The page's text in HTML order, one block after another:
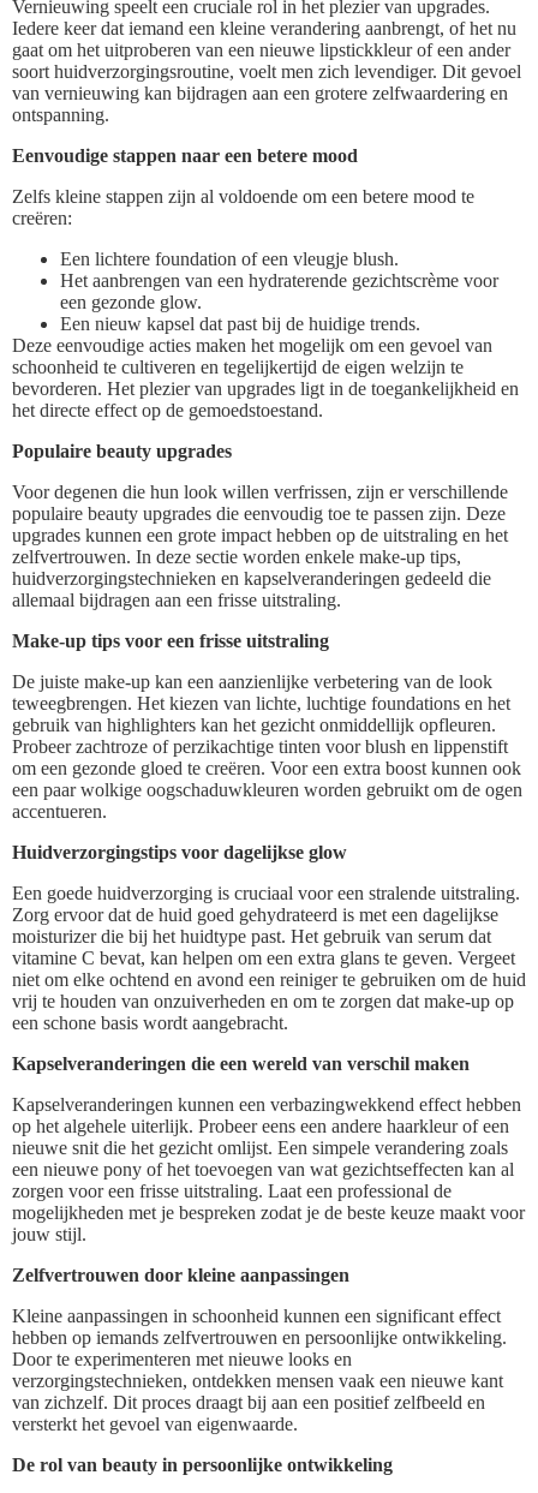
Vernieuwing speelt een cruciale rol in het plezier van upgrades.
Iedere keer dat iemand een kleine verandering aanbrengt, of het nu
gaat om het uitproberen van een nieuwe lipstickkleur of een ander
soort huidverzorgingsroutine, voelt men zich levendiger. Dit gevoel
van vernieuwing kan bijdragen aan een grotere zelfwaardering en
ontspanning.
Eenvoudige stappen naar een betere mood
Zelfs kleine stappen zijn al voldoende om een betere mood te
creëren:
Een lichtere foundation of een vleugje blush.
Het aanbrengen van een hydraterende gezichtscrème voor
een gezonde glow.
Een nieuw kapsel dat past bij de huidige trends.
Deze eenvoudige acties maken het mogelijk om een gevoel van
schoonheid te cultiveren en tegelijkertijd de eigen welzijn te
bevorderen. Het plezier van upgrades ligt in de toegankelijkheid en
het directe effect op de gemoedstoestand.
Populaire beauty upgrades
Voor degenen die hun look willen verfrissen, zijn er verschillende
populaire beauty upgrades die eenvoudig toe te passen zijn. Deze
upgrades kunnen een grote impact hebben op de uitstraling en het
zelfvertrouwen. In deze sectie worden enkele make-up tips,
huidverzorgingstechnieken en kapselveranderingen gedeeld die
allemaal bijdragen aan een frisse uitstraling.
Make-up tips voor een frisse uitstraling
De juiste make-up kan een aanzienlijke verbetering van de look
teweegbrengen. Het kiezen van lichte, luchtige foundations en het
gebruik van highlighters kan het gezicht onmiddellijk opfleuren.
Probeer zachtroze of perzikachtige tinten voor blush en lippenstift
om een gezonde gloed te creëren. Voor een extra boost kunnen ook
een paar wolkige oogschaduwkleuren worden gebruikt om de ogen
accentueren.
Huidverzorgingstips voor dagelijkse glow
Een goede huidverzorging is cruciaal voor een stralende uitstraling.
Zorg ervoor dat de huid goed gehydrateerd is met een dagelijkse
moisturizer die bij het huidtype past. Het gebruik van serum dat
vitamine C bevat, kan helpen om een extra glans te geven. Vergeet
niet om elke ochtend en avond een reiniger te gebruiken om de huid
vrij te houden van onzuiverheden en om te zorgen dat make-up op
een schone basis wordt aangebracht.
Kapselveranderingen die een wereld van verschil maken
Kapselveranderingen kunnen een verbazingwekkend effect hebben
op het algehele uiterlijk. Probeer eens een andere haarkleur of een
nieuwe snit die het gezicht omlijst. Een simpele verandering zoals
een nieuwe pony of het toevoegen van wat gezichtseffecten kan al
zorgen voor een frisse uitstraling. Laat een professional de
mogelijkheden met je bespreken zodat je de beste keuze maakt voor
jouw stijl.
Zelfvertrouwen door kleine aanpassingen
Kleine aanpassingen in schoonheid kunnen een significant effect
hebben op iemands zelfvertrouwen en persoonlijke ontwikkeling.
Door te experimenteren met nieuwe looks en
verzorgingstechnieken, ontdekken mensen vaak een nieuwe kant
van zichzelf. Dit proces draagt bij aan een positief zelfbeeld en
versterkt het gevoel van eigenwaarde.
De rol van beauty in persoonlijke ontwikkeling